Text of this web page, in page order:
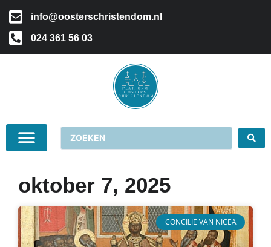
info@oosterschristendom.nl
024 361 56 03
oktober 7, 2025
CONCILIE VAN NICEA